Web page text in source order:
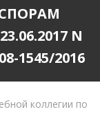
N
1545/2016
коллегии по